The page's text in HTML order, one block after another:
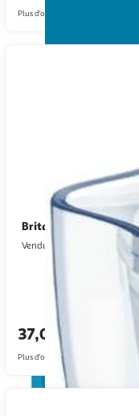
Plus d'offres à partir de
Brita Carafe filtrante
Vendu par
Livraison
37,02€
Plus d'offres à partir de